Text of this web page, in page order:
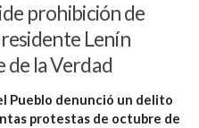
prohibición de
Lenín
la Verdad
Pueblo denunció un delito
protestas de octubre de